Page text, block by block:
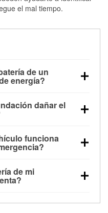
el mal tiempo.
de un
energía?
durante un tiempo
conducir el vehículo
de respaldo para
dañar el
motor y pueden
puede provocar una
funciona
porque son
y más
de mi